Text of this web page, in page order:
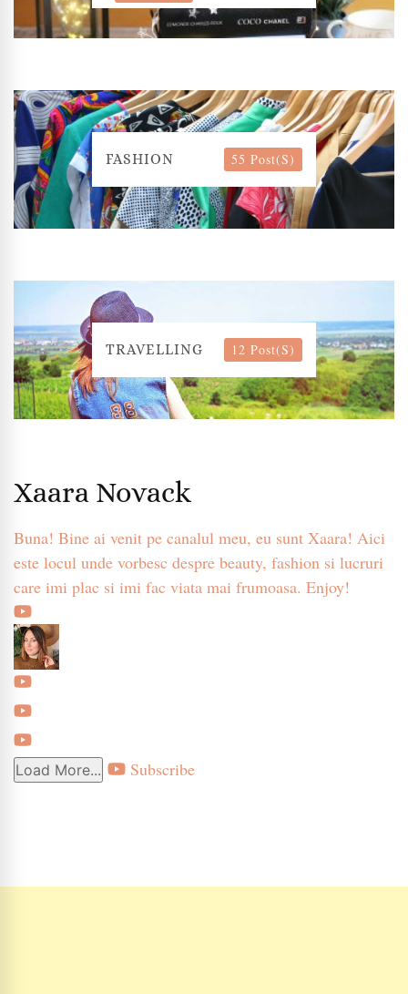
FASHION 55 Post(s)
TRAVELLING 12 Post(s)
Xaara Novack
Buna! Bine ai venit pe canalul meu, eu sunt Xaara! Aici
este locul unde vorbesc despre beauty, fashion si lucruri
care imi plac si imi fac viata mai frumoasa. Enjoy!
Load More... Subscribe